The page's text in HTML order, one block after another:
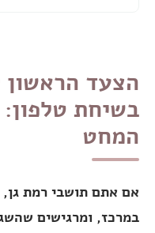
הצעד הראשון
בשיחת
המחט
אם אתם תושבי רמת גן,
במרכז, ומרגישים